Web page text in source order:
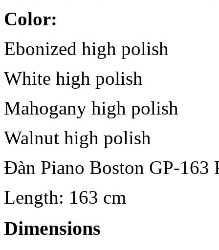
Color:
Ebonized high polish
White high polish
Mahogany high polish
Walnut high polish
Đàn Piano Boston GP-163
Length: 163 cm
Dimensions